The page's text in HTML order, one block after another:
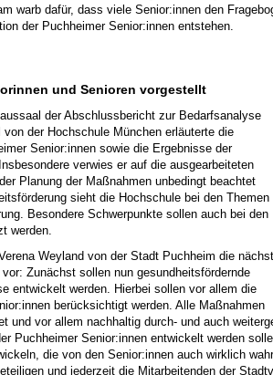
warb dafür, dass viele Senior:innen den
der Puchheimer Senior:innen entstehen.
und Senioren vorgestellt
der Abschlussbericht zur Bedarfsanalyse
der Hochschule München erläuterte die
Senior:innen sowie die Ergebnisse der
verwies er auf die ausgearbeiteten
Planung der Maßnahmen unbedingt beachtet
sieht die Hochschule bei den Themen
Besondere Schwerpunkte sollen auch bei den
werden.
Weyland von der Stadt Puchheim die
Zunächst sollen nun gesundheitsfördernde
entwickelt werden. Hierbei sollen vor allem die
berücksichtigt werden. Alle Maßnahmen
vor allem nachhaltig durch- und auch
Puchheimer Senior:innen entwickelt werden
die von den Senior:innen auch wirklich
und jederzeit die Mitarbeitenden der